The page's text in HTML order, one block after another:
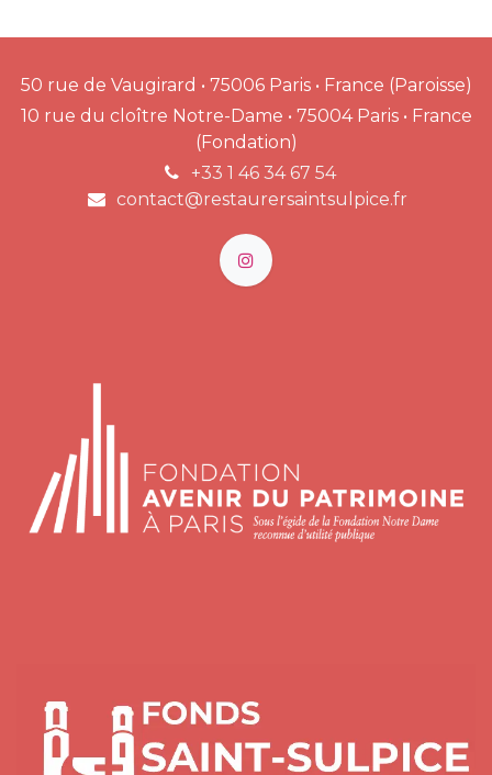
50 rue de Vaugirard • 75006 Paris • France (Paroisse)
10 rue du cloître Notre-Dame • 75004 Paris • France
(Fondation)
+33 1 46 34 67 54
contact@restaurersaintsulpice.fr